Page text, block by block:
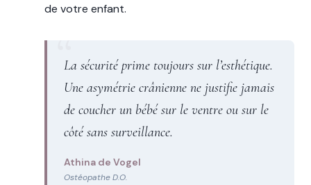
de votre enfant.
La sécurité prime toujours sur l’esthétique.
Une asymétrie crânienne ne justifie jamais
de coucher un bébé sur le ventre ou sur le
côté sans surveillance.
Athina de Vogel
Ostéopathe D.O.